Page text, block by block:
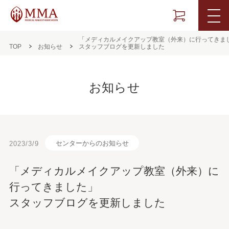
TOP お知らせ
「メディカルメイクアップ教室（外来）に行ってきま
スタッフブログを更新しました
お知らせ
2023/3/9 センターからのお知らせ
「メディカルメイクアップ教室（外来）に
行ってきました」
スタッフブログを更新しました